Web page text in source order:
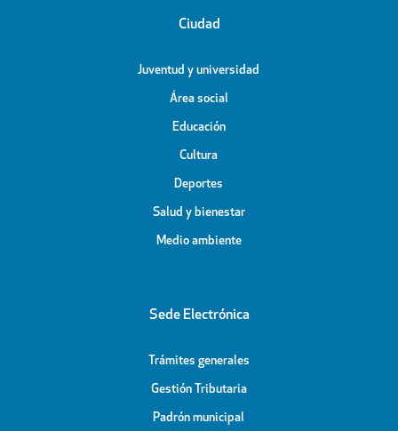
Ciudad
Juventud y universidad
Área social
Educación
Cultura
Deportes
Salud y bienestar
Medio ambiente
Sede Electrónica
Trámites generales
Gestión Tributaria
Padrón municipal